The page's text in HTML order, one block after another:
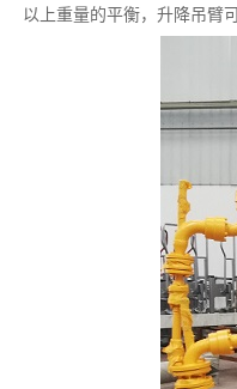
以上重量的平衡，升降吊臂